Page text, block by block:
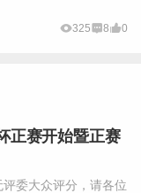
325 8 0
正赛开始暨正赛
委大众评分，请各位